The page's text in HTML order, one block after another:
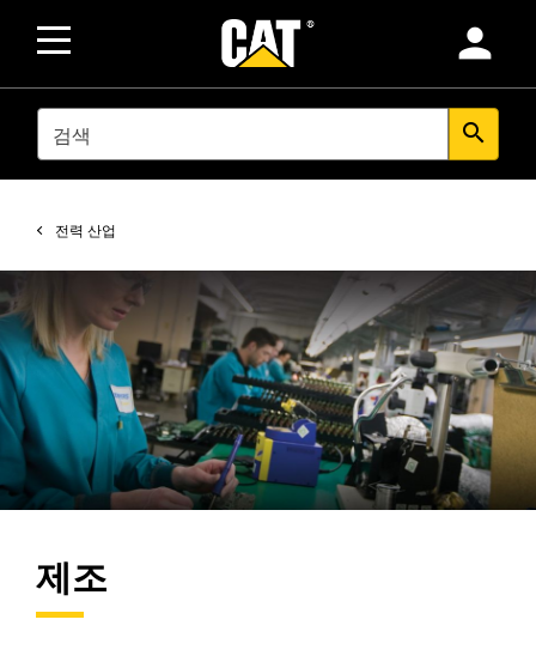
person
SEARCH search
전력 산업
제조